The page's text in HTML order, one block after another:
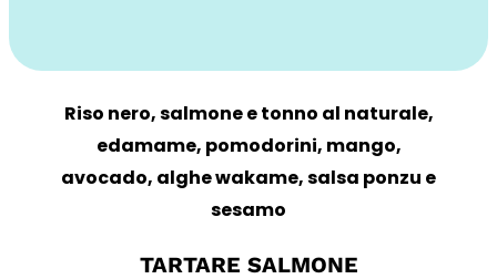
Riso nero, salmone e tonno al naturale,
edamame, pomodorini, mango,
avocado, alghe wakame, salsa ponzu e
sesamo
TARTARE SALMONE